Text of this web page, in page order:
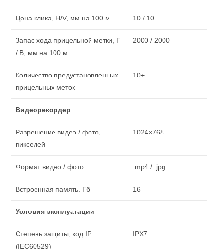
Цена клика, H/V, мм на 100 м 10 / 10
Запас хода прицельной метки, Г
/ В, мм на 100 м
2000 / 2000
Количество предустановленных
прицельных меток
10+
Видеорекордер
Разрешение видео / фото,
пикселей
1024×768
Формат видео / фото .mp4 / .jpg
Встроенная память, Гб 16
Условия эксплуатации
Степень защиты, код IP
(IEC60529)
IPХ7